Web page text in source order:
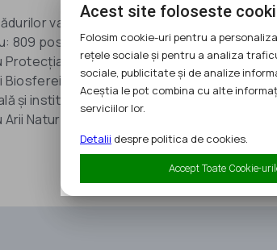
va avea în subordine următoarele
809 posturi
Mediului și instituțiile din
„Delta Dunării”: 171 posturi
și instituțiile din subordine: 1.007 posturi
Naturale Protejate: 490 posturi
Acest site foloseste
Folosim cookie-uri pentru a
rețele sociale și pentru a analiza
sociale, publicitate și de analize
Aceștia le pot combina cu alte
serviciilor lor.
Detalii despre politica de cookies.
Accept Toate Cookie-